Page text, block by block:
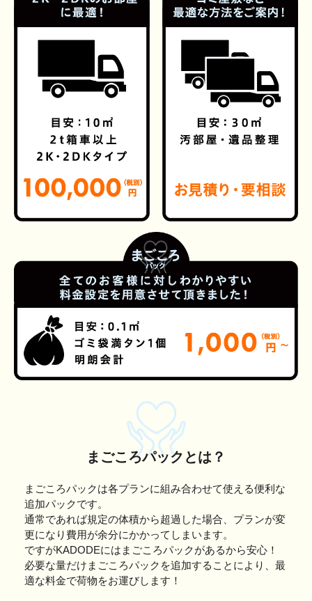
まごころパックとは？
まごころパックは各プランに組み合わせて使える便利な
追加パックです。
通常であれば規定の体積から超過した場合、プランが変
更になり費用が余分にかかってしまいます。
ですがKADODEにはまごころパックがあるから安心！
必要な量だけまごころパックを追加することにより、最
適な料金で荷物をお運びします！